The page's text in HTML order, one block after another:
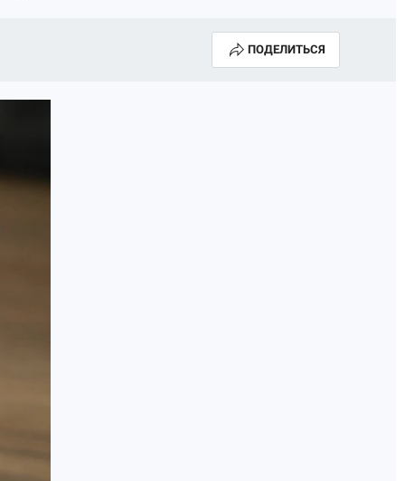
ПОДЕЛИТЬСЯ